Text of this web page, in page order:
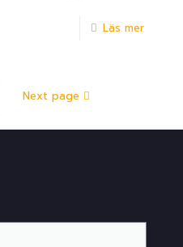
Läs mer
Next page